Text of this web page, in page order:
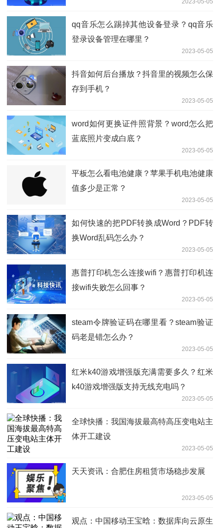
2023-05-05
qq音乐怎么踢掉其他设备登录？qq音乐
登录设备管理在哪里？
2023-05-05
抖音如何后台播放？抖音里的视频怎么保
存到手机？
2023-05-05
word如何更换证件照背景？word怎么把
蓝底照片变成白底？
2023-05-05
平板怎么看电池健康？苹果手机电池健康
值多少是正常？
2023-05-05
如何快速的把PDF转换成Word？PDF转
换Word乱码怎么办？
2023-05-05
惠普打印机怎么连接wifi？惠普打印机连
接wifi失败怎么回事？
2023-05-05
steam令牌验证码在哪里看？steam验证
码老是错怎么办？
2023-05-05
红米k40游戏增强版充满需要多久？红米
k40游戏增强版支持无线充电吗？
2023-05-05
全球快播：我国海拔最高特高压变电站主
体开工建设
2023-05-05
天天资讯：合肥住房租赁市场稳步发展
2023-05-05
观点：中国移动王宝晗：数据库向云原生